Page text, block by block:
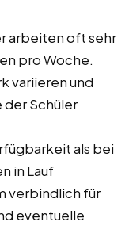
arbeiten oft sehr
pro Woche.
variieren und
der Schüler
als bei
in Lauf
verbindlich für
eventuelle